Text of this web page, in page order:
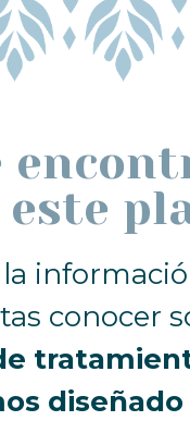
este
la
conocer
diseñado